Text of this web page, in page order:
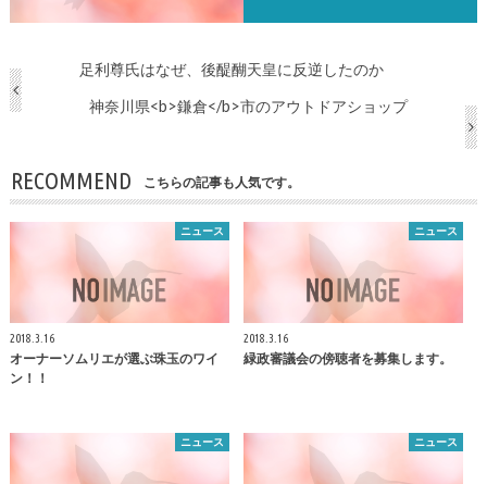
足利尊氏はなぜ、後醍醐天皇に反逆したのか
神奈川県<b>鎌倉</b>市のアウトドアショップ
RECOMMEND こちらの記事も人気です。
ニュース
2018.3.16
オーナーソムリエが選ぶ珠玉のワイ
ン！！
ニュース
2018.3.16
緑政審議会の傍聴者を募集します。
ニュース ニュース